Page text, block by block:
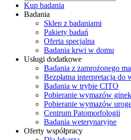
Kup badania
Badania
Sklep z badaniami
Pakiety badań
Oferta specjalna
Badania krwi w domu
Usługi dodatkowe
Badania z zamrożonego
Bezpłatna interpretacja do
Badania w trybie CITO
Pobieranie wymazów
Pobieranie wymazów
Centrum Patomorfologii
Badania weterynaryjne
Oferty współpracy